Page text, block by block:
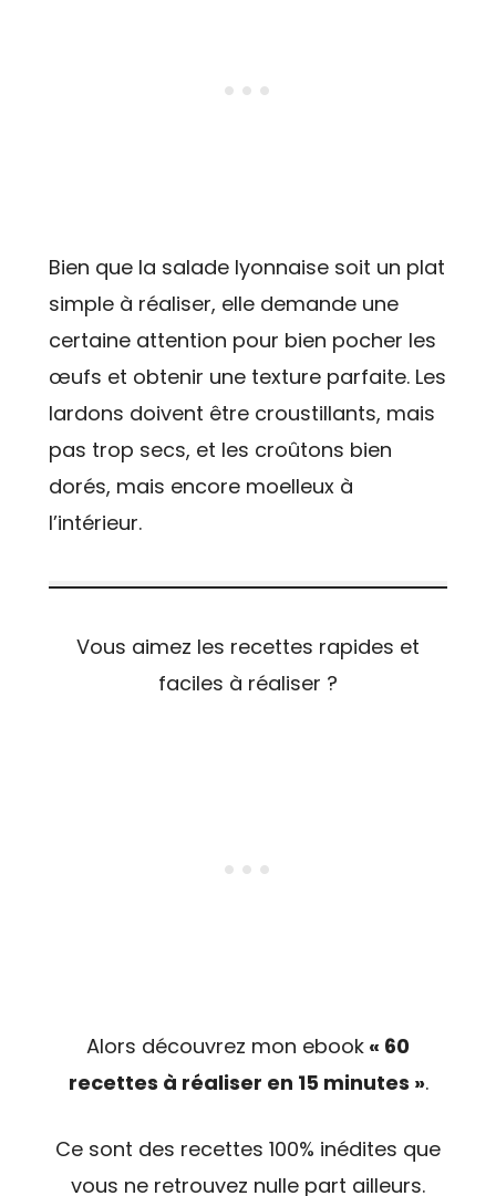
Bien que la salade lyonnaise soit un plat
simple à réaliser, elle demande une
certaine attention pour bien pocher les
œufs et obtenir une texture parfaite. Les
lardons doivent être croustillants, mais
pas trop secs, et les croûtons bien
dorés, mais encore moelleux à
l’intérieur.
Vous aimez les recettes rapides et
faciles à réaliser ?
Alors découvrez mon ebook « 60
recettes à réaliser en 15 minutes ».
Ce sont des recettes 100% inédites que
vous ne retrouvez nulle part ailleurs.